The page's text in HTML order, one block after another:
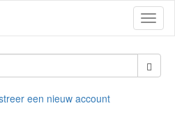
een nieuw account